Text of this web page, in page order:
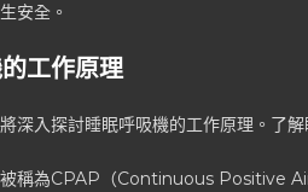
安全。
工作原理
深入探討睡眠呼吸機的工作原理。了
稱為CPAP（Continuous Positive